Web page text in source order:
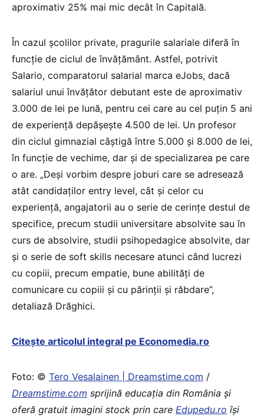
aproximativ 25% mai mic decât în Capitală.
În cazul școlilor private, pragurile salariale diferă în
funcție de ciclul de învățământ. Astfel, potrivit
Salario, comparatorul salarial marca eJobs, dacă
salariul unui învățător debutant este de aproximativ
3.000 de lei pe lună, pentru cei care au cel puțin 5 ani
de experiență depășește 4.500 de lei. Un profesor
din ciclul gimnazial câștigă între 5.000 și 8.000 de lei,
în funcție de vechime, dar și de specializarea pe care
o are. „Deși vorbim despre joburi care se adresează
atât candidaților entry level, cât și celor cu
experiență, angajatorii au o serie de cerințe destul de
specifice, precum studii universitare absolvite sau în
curs de absolvire, studii psihopedagice absolvite, dar
și o serie de soft skills necesare atunci când lucrezi
cu copiii, precum empatie, bune abilități de
comunicare cu copiii și cu părinții și răbdare”,
detaliază Drăghici.
Citește articolul integral pe Economedia.ro
Foto: © Tero Vesalainen | Dreamstime.com /
Dreamstime.com sprijină educaţia din România şi
oferă gratuit imagini stock prin care Edupedu.ro îşi